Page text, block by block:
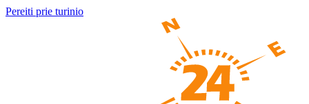
Pereiti prie turinio